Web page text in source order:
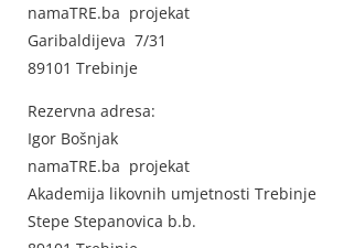
namaTRE.ba projekat
Garibaldijeva 7/31
89101 Trebinje
Rezervna adresa:
Igor Bošnjak
namaTRE.ba projekat
Akademija likovnih umjetnosti Trebinje
Stepe Stepanovica b.b.